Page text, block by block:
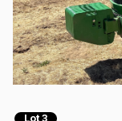
Lot 3